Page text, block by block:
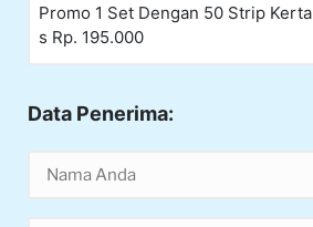
Promo 1 Set Dengan 50 Strip Kerta
s Rp. 195.000
Data Penerima: